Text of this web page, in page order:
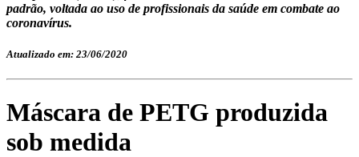
padrão, voltada ao uso de profissionais da saúde em combate ao
coronavírus.
Atualizado em: 23/06/2020
Máscara de PETG produzida
sob medida